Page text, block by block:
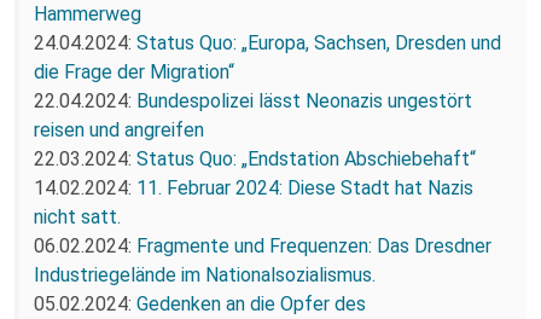
Hammerweg
24.04.2024: Status Quo: „Europa, Sachsen, Dresden und
die Frage der Migration“
22.04.2024: Bundespolizei lässt Neonazis ungestört
reisen und angreifen
22.03.2024: Status Quo: „Endstation Abschiebehaft“
14.02.2024: 11. Februar 2024: Diese Stadt hat Nazis
nicht satt.
06.02.2024: Fragmente und Frequenzen: Das Dresdner
Industriegelände im Nationalsozialismus.
05.02.2024: Gedenken an die Opfer des